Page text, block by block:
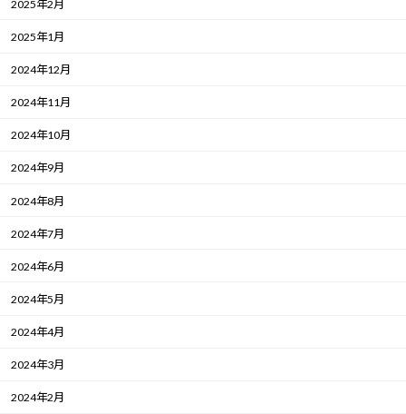
2025年2月
2025年1月
2024年12月
2024年11月
2024年10月
2024年9月
2024年8月
2024年7月
2024年6月
2024年5月
2024年4月
2024年3月
2024年2月